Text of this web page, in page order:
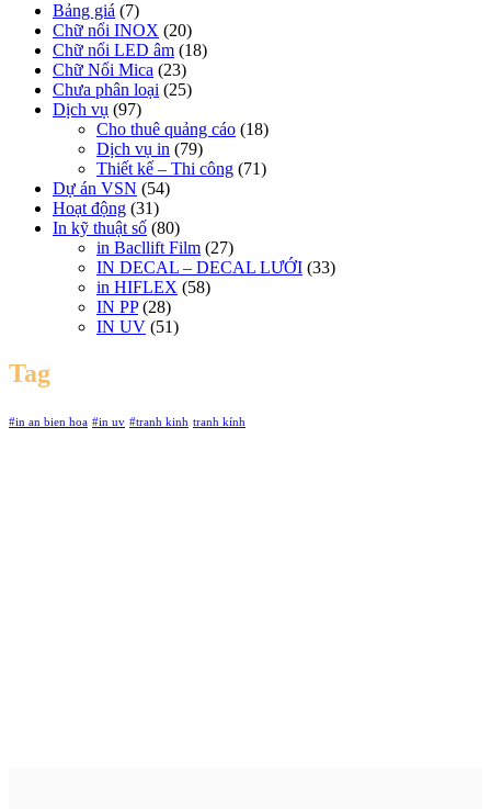
Bảng giá (7)
Chữ nổi INOX (20)
Chữ nổi LED âm (18)
Chữ Nổi Mica (23)
Chưa phân loại (25)
Dịch vụ (97)
Cho thuê quảng cáo (18)
Dịch vụ in (79)
Thiết kế – Thi công (71)
Dự án VSN (54)
Hoạt động (31)
In kỹ thuật số (80)
in Bacllift Film (27)
IN DECAL – DECAL LƯỚI (33)
in HIFLEX (58)
IN PP(28)
IN UV (51)
Tag
#in an bien hoa #in uv #tranh kinh tranh kính